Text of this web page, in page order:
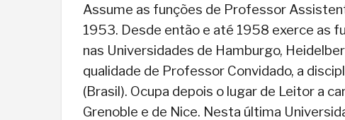
Assume as funções de Professor
1953. Desde então e até 1958 exerce as
nas Universidades de Hamburgo,
qualidade de Professor Convidado, a
(Brasil). Ocupa depois o lugar de Leitor a
Grenoble e de Nice. Nesta última